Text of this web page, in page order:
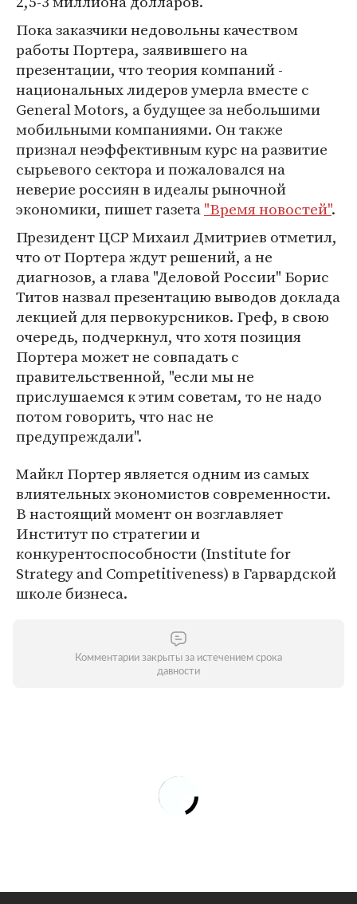
Пока заказчики недовольны качеством
работы Портера, заявившего на
презентации, что теория компаний -
национальных лидеров умерла вместе с
General Motors, а будущее за небольшими
мобильными компаниями. Он также
признал неэффективным курс на развитие
сырьевого сектора и пожаловался на
неверие россиян в идеалы рыночной
экономики, пишет газета"Время новостей".
Президент ЦСР Михаил Дмитриев отметил,
что от Портера ждут решений, а не
диагнозов, а глава "Деловой России" Борис
Титов назвал презентацию выводов доклада
лекцией для первокурсников. Греф, в свою
очередь, подчеркнул, что хотя позиция
Портера может не совпадать с
правительственной, "если мы не
прислушаемся к этим советам, то не надо
потом говорить, что нас не
предупреждали".
Майкл Портер является одним из самых
влиятельных экономистов современности.
В настоящий момент он возглавляет
Институт по стратегии и
конкурентоспособности (Institute for
Strategy and Competitiveness) в Гарвардской
школе бизнеса.
Комментарии закрыты за истечением срока
давности